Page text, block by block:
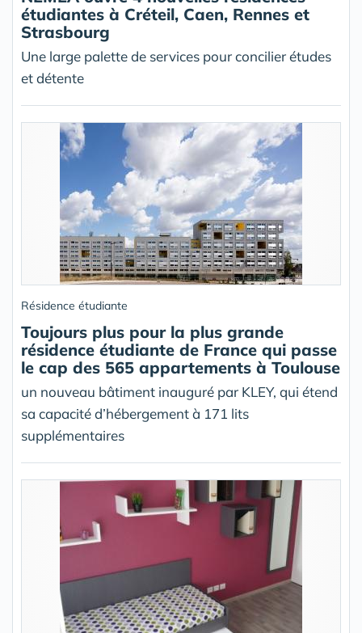
étudiantes à Créteil, Caen, Rennes et
Strasbourg
Une large palette de services pour concilier études
et détente
Résidence étudiante
Toujours plus pour la plus grande
résidence étudiante de France qui passe
le cap des 565 appartements à Toulouse
un nouveau bâtiment inauguré par KLEY, qui étend
sa capacité d’hébergement à 171 lits
supplémentaires